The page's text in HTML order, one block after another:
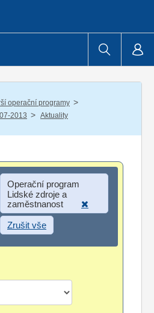
operační programy /
2013 / Aktuality
Operační program
Lidské zdroje a
zaměstnanost
Zrušit vše